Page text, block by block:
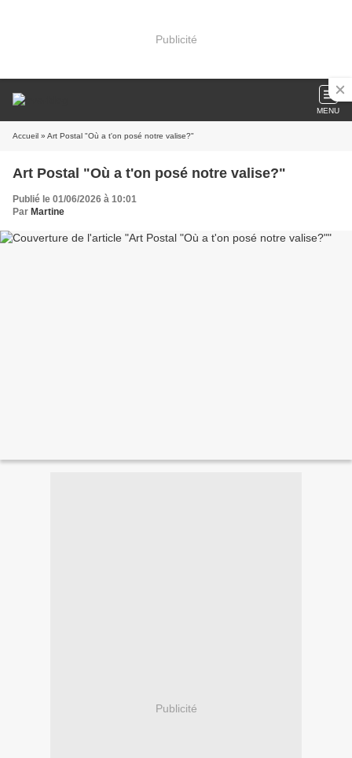
Publicité
MENU
Accueil » Art Postal "Où a t'on posé notre valise?"
Art Postal "Où a t'on posé notre valise?"
Publié le 01/06/2026 à 10:01
Par Martine
Publicité